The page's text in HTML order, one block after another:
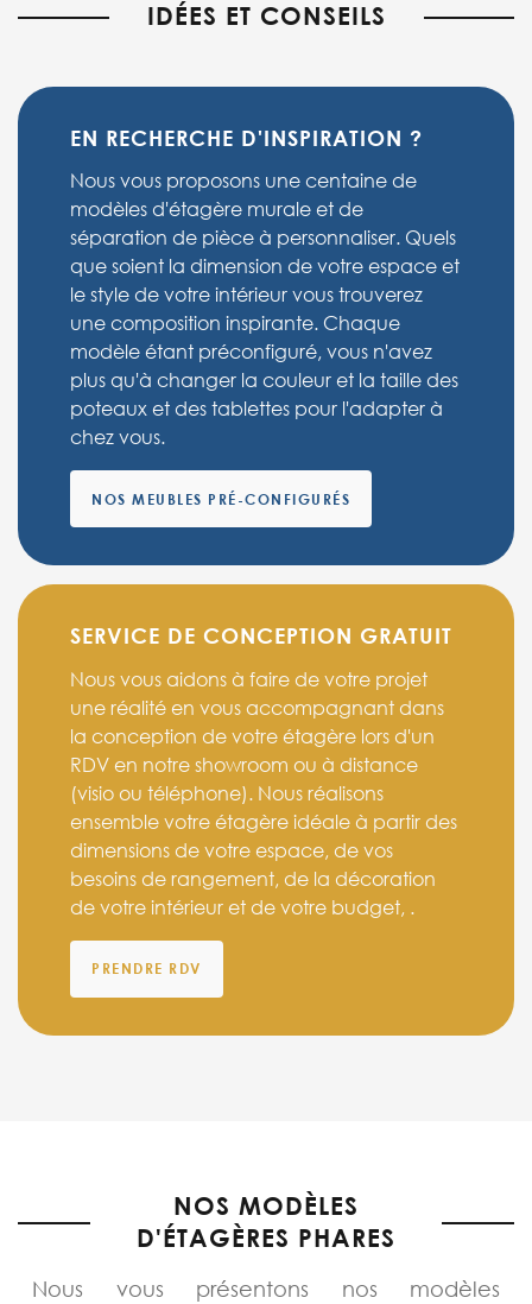
IDÉES ET CONSEILS
EN RECHERCHE D'INSPIRATION ?
Nous vous proposons une centaine de
modèles d'étagère murale et de
séparation de pièce à personnaliser. Quels
que soient la dimension de votre espace et
le style de votre intérieur vous trouverez
une composition inspirante. Chaque
modèle étant préconfiguré, vous n'avez
plus qu'à changer la couleur et la taille des
poteaux et des tablettes pour l'adapter à
chez vous.
NOS MEUBLES PRÉ-CONFIGURÉS
SERVICE DE CONCEPTION GRATUIT
Nous vous aidons à faire de votre projet
une réalité en vous accompagnant dans
la conception de votre étagère lors d'un
RDV en notre showroom ou à distance
(visio ou téléphone). Nous réalisons
ensemble votre étagère idéale à partir des
dimensions de votre espace, de vos
besoins de rangement, de la décoration
de votre intérieur et de votre budget, .
PRENDRE RDV
NOS MODÈLES
D'ÉTAGÈRES PHARES
Nous vous présentons nos modèles